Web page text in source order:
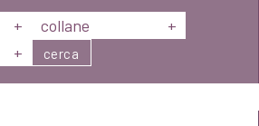
+ collane
+
+ cerca